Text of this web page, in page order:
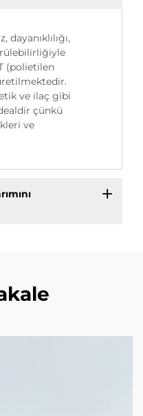
dayanıklılığı,
(polietilen
ve ilaç gibi
çünkü
ve